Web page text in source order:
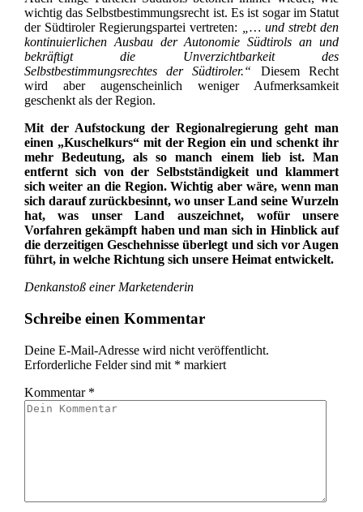
wichtig das Selbstbestimmungsrecht ist. Es ist sogar im Statut
der Südtiroler Regierungspartei vertreten: „… und strebt den
kontinuierlichen Ausbau der Autonomie Südtirols an und
bekräftigt die Unverzichtbarkeit des
Selbstbestimmungsrechtes der Südtiroler.“ Diesem Recht
wird aber augenscheinlich weniger Aufmerksamkeit
geschenkt als der Region.
Mit der Aufstockung der Regionalregierung geht man
einen „Kuschelkurs“ mit der Region ein und schenkt ihr
mehr Bedeutung, als so manch einem lieb ist. Man
entfernt sich von der Selbstständigkeit und klammert
sich weiter an die Region. Wichtig aber wäre, wenn man
sich darauf zurückbesinnt, wo unser Land seine Wurzeln
hat, was unser Land auszeichnet, wofür unsere
Vorfahren gekämpft haben und man sich in Hinblick auf
die derzeitigen Geschehnisse überlegt und sich vor Augen
führt, in welche Richtung sich unsere Heimat entwickelt.
Denkanstoß einer Marketenderin
Schreibe einen Kommentar
Deine E-Mail-Adresse wird nicht veröffentlicht.
Erforderliche Felder sind mit * markiert
Kommentar *